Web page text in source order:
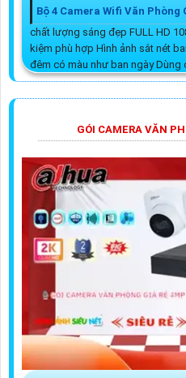
Bộ 4 Camera Wifi Văn Phòng
chất lượng sáng đẹp FULL HD
kiệm phù hợp Hình ảnh sắt nét
đêm có màu như ban ngày Dùng
GÓI CAMERA VĂN